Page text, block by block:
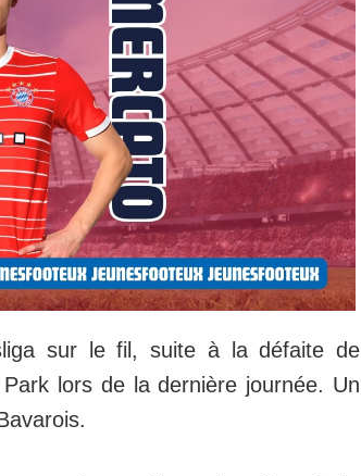
sur le fil, suite à la défaite de
lors de la dernière journée. Un